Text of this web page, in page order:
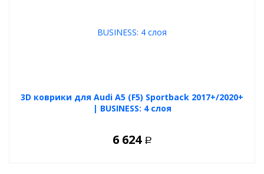
3D коврики для Audi A5 (F5) Sportback 2017+/2020+
| BUSINESS: 4 слоя
6 624 Р